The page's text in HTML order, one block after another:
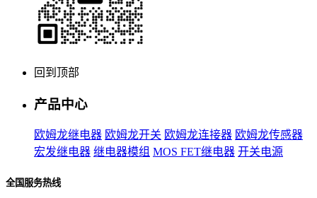
回到顶部
产品中心
欧姆龙继电器 欧姆龙开关 欧姆龙连接器 欧姆龙传感器
宏发继电器 继电器模组 MOS FET继电器 开关电源
全国服务热线